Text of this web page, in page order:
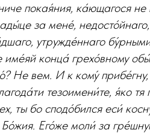
покая́ния, ка́ющагося
за мене́,
утружде́ннаго
име́яй конца́ грехо́вному
Не вем. И к кому́
тезоимени́те, я́ко
ты бо сподо́бился еси́
Его́же моли́ за